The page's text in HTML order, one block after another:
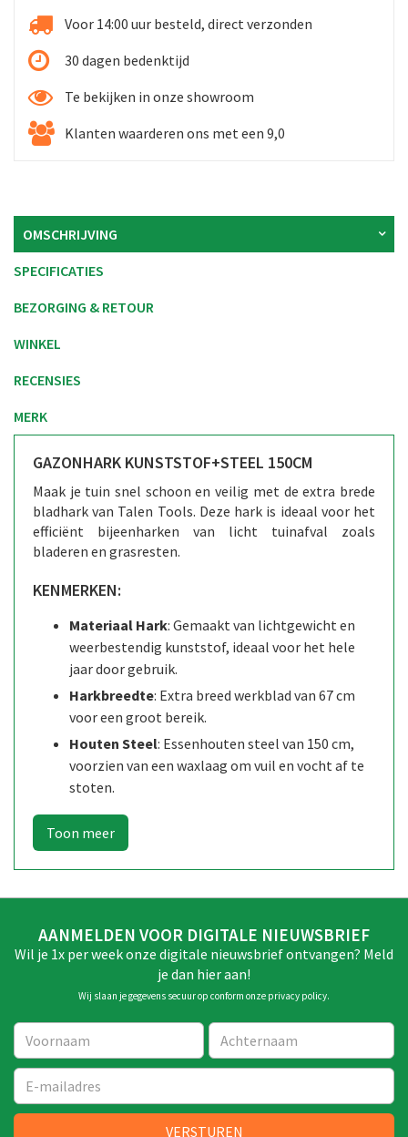
Voor 14:00 uur besteld, direct verzonden
30 dagen bedenktijd
Te bekijken in onze showroom
Klanten waarderen ons met een 9,0
OMSCHRIJVING
SPECIFICATIES
BEZORGING & RETOUR
WINKEL
RECENSIES
MERK
GAZONHARK KUNSTSTOF+STEEL 150CM
Maak je tuin snel schoon en veilig met de extra brede
bladhark van Talen Tools. Deze hark is ideaal voor het
efficiënt bijeenharken van licht tuinafval zoals
bladeren en grasresten.
KENMERKEN:
Materiaal Hark: Gemaakt van lichtgewicht en
weerbestendig kunststof, ideaal voor het hele
jaar door gebruik.
Harkbreedte: Extra breed werkblad van 67 cm
voor een groot bereik.
Houten Steel: Essenhouten steel van 150 cm,
voorzien van een waxlaag om vuil en vocht af te
stoten.
AANMELDEN VOOR DIGITALE NIEUWSBRIEF
Wil je 1x per week onze digitale nieuwsbrief ontvangen? Meld
je dan hier aan!
Wij slaan je gegevens secuur op conform onze privacy policy.